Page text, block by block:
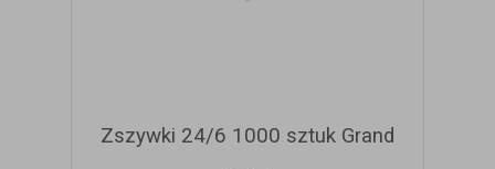
Zszywki 24/6 1000 sztuk Grand